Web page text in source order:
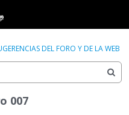
×
DEL FORO Y DE LA WEB
007